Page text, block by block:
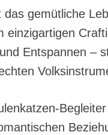
gemütliche
einzigartigen
Entspannen –